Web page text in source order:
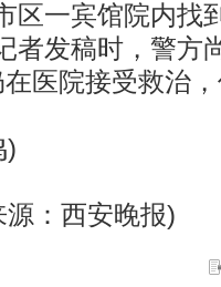
一宾馆院内找
者发稿时，警方
医院接受救治
)
：西安晚报)